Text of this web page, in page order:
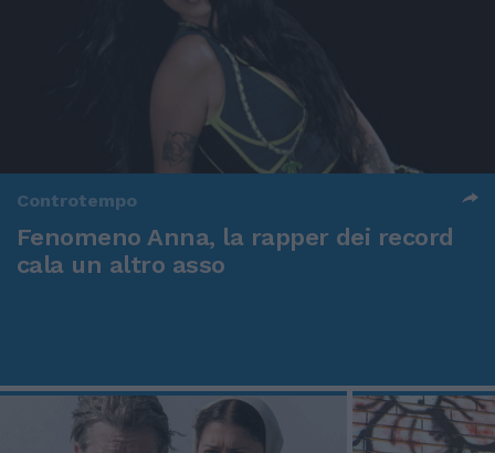
Controtempo
Fenomeno Anna, la rapper dei record
cala un altro asso